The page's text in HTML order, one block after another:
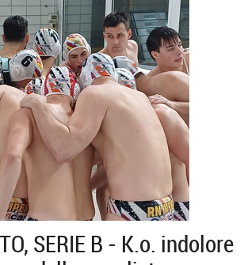
SERIE B - K.o. indolore